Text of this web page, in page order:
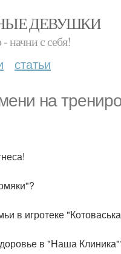
ДЕВУШКИ
начни с себя!
статьи
на
в игротеке
в "Наша